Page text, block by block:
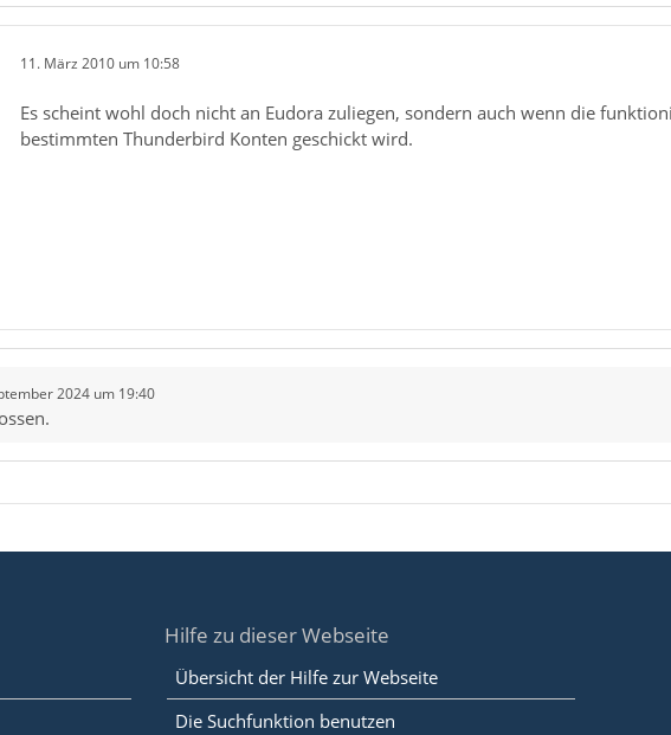
11. März 2010 um 10:58
Es scheint wohl doch nicht an Eudora zuliegen, sondern auch wenn die
bestimmten Thunderbird Konten geschickt wird.
2024 um 19:40
Hilfe zu dieser Webseite
Übersicht der Hilfe zur Webseite
Die Suchfunktion benutzen